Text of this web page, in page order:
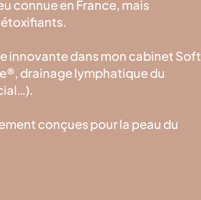
connue en France, mais
innovante dans mon cabinet Soft
drainage lymphatique du
conçues pour la peau du